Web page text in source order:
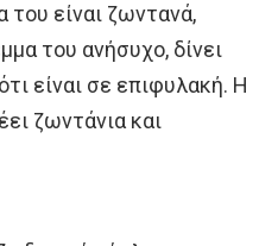
του είναι ζωντανά,
του ανήσυχο, δίνει
είναι σε επιφυλακή. Η
ζωντάνια και